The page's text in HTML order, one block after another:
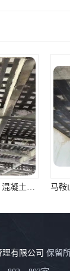
马鞍山房屋植筋加固施工电话 高延性纤维混凝土加固 资质齐全 施工队案例经验..
有限公司 保留